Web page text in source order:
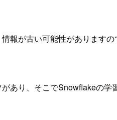
報が古い可能性がありますの
あり、そこでSnowflakeの